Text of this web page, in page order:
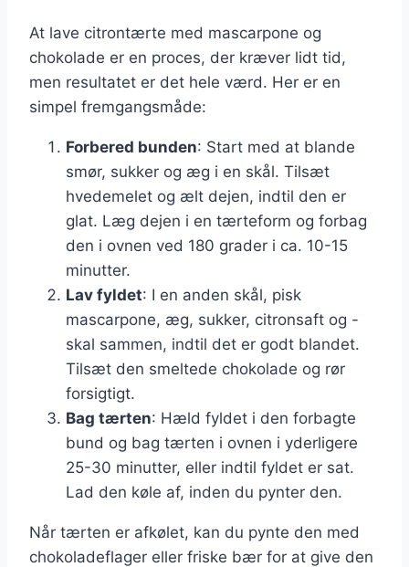
At lave citrontærte med mascarpone og
chokolade er en proces, der kræver lidt tid,
men resultatet er det hele værd. Her er en
simpel fremgangsmåde:
Forbered bunden: Start med at blande
smør, sukker og æg i en skål. Tilsæt
hvedemelet og ælt dejen, indtil den er
glat. Læg dejen i en tærteform og forbag
den i ovnen ved 180 grader i ca. 10-15
minutter.
Lav fyldet: I en anden skål, pisk
mascarpone, æg, sukker, citronsaft og -
skal sammen, indtil det er godt blandet.
Tilsæt den smeltede chokolade og rør
forsigtigt.
Bag tærten: Hæld fyldet i den forbagte
bund og bag tærten i ovnen i yderligere
25-30 minutter, eller indtil fyldet er sat.
Lad den køle af, inden du pynter den.
Når tærten er afkølet, kan du pynte den med
chokoladeflager eller friske bær for at give den